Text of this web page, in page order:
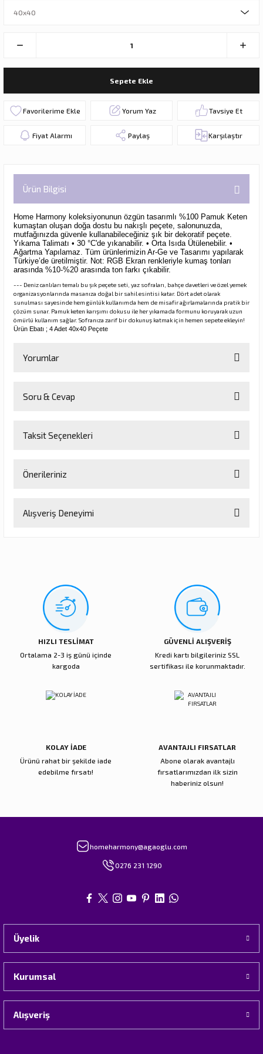
Sepete Ekle
Yorum Yaz Tavsiye Et
Fiyat Alarmı Paylaş Karşılaştır
Ürün Bilgisi
Home Harmony koleksiyonunun özgün tasarımlı %100 Pamuk Keten
kumaştan oluşan doğa dostu bu nakışlı peçete, salonunuzda,
mutfağınızda güvenle kullanabileceğiniz şık bir dekoratif peçete.
Yıkama Talimatı • 30 °C'de yıkanabilir. • Orta Isıda Ütülenebilir. •
Ağartma Yapılamaz. Tüm ürünlerimizin Ar-Ge ve Tasarımı yapılarak
Türkiye’de üretilmiştir. Not: RGB Ekran renkleriyle kumaş tonları
arasında %10-%20 arasında ton farkı çıkabilir.
--- Deniz canlıları temalı bu şık peçete seti, yaz sofraları, bahçe davetleri ve özel yemek
organizasyonlarında masanıza doğal bir sahil esintisi katar. Dört adet olarak
sunulması sayesinde hem günlük kullanımda hem de misafir ağırlamalarında pratik bir
çözüm sunar. Pamuk keten karışımı dokusu ile her yıkamada formunu koruyarak uzun
ömürlü kullanım sağlar. Sofranıza zarif bir dokunuş katmak için hemen sepete ekleyin!
Ürün Ebatı ; 4 Adet 40x40 Peçete
Yorumlar
Soru & Cevap
Taksit Seçenekleri
Önerileriniz
konularda yetersiz gördüğünüz noktaları öneri formunu kullanarak
Ürün açıklamasında eksik bilgiler bulunuyor.
Ürün bilgilerinde hatalar bulunuyor.
Ürün fiyatı diğer sitelerden daha pahalı.
Bu ürüne benzer farklı alternatifler olmalı.
Alışveriş Deneyimi
HIZLI TESLİMAT
Ortalama 2-3 iş günü içinde
kargoda
GÜVENLİ ALIŞVERİŞ
Kredi kartı bilgileriniz SSL
sertifikası ile korunmaktadır.
KOLAY İADE
Ürünü rahat bir şekilde iade
edebilme fırsatı!
AVANTAJLI FIRSATLAR
Abone olarak avantajlı
fırsatlarımızdan ilk sizin
haberiniz olsun!
homeharmony@agaoglu.com
0276 231 1290
Üyelik
Kurumsal
Alışveriş